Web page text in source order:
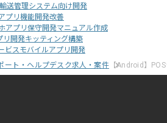
送管理システム向け開発
プリ機能開発改善
アプリ保守開発マニュアル作成
リ開発キッティング構築
ビスモバイルアプリ開発
ート・ヘルプデスク求人・案件【Android】